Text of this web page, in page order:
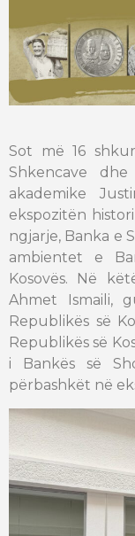
Sot më 16
Shkencave
akademike
ekspozitën
ngjarje, Banka e
ambientet e
Kosovës. Në
Ahmet Ismaili,
Republikës së
Republikës së
i Bankës së
përbashkët në